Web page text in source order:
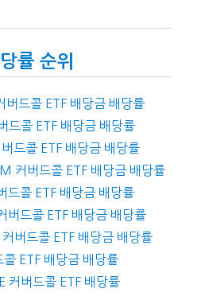
률 순위
드콜 ETF 배당금 배당률
드콜 ETF 배당금 배당률
드콜 ETF 배당금 배당률
커버드콜 ETF 배당금 배당률
콜 ETF 배당금 배당률
드콜 ETF 배당금 배당률
버드콜 ETF 배당금 배당률
ETF 배당금 배당률
커버드콜 ETF 배당률